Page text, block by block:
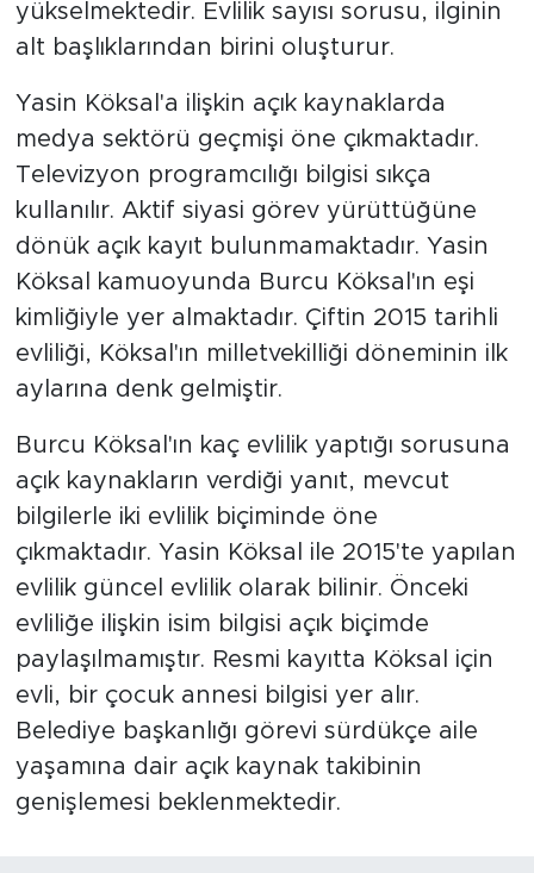
yükselmektedir. Evlilik sayısı sorusu, ilginin
alt başlıklarından birini oluşturur.
Yasin Köksal'a ilişkin açık kaynaklarda
medya sektörü geçmişi öne çıkmaktadır.
Televizyon programcılığı bilgisi sıkça
kullanılır. Aktif siyasi görev yürüttüğüne
dönük açık kayıt bulunmamaktadır. Yasin
Köksal kamuoyunda Burcu Köksal'ın eşi
kimliğiyle yer almaktadır. Çiftin 2015 tarihli
evliliği, Köksal'ın milletvekilliği döneminin ilk
aylarına denk gelmiştir.
Burcu Köksal'ın kaç evlilik yaptığı sorusuna
açık kaynakların verdiği yanıt, mevcut
bilgilerle iki evlilik biçiminde öne
çıkmaktadır. Yasin Köksal ile 2015'te yapılan
evlilik güncel evlilik olarak bilinir. Önceki
evliliğe ilişkin isim bilgisi açık biçimde
paylaşılmamıştır. Resmi kayıtta Köksal için
evli, bir çocuk annesi bilgisi yer alır.
Belediye başkanlığı görevi sürdükçe aile
yaşamına dair açık kaynak takibinin
genişlemesi beklenmektedir.